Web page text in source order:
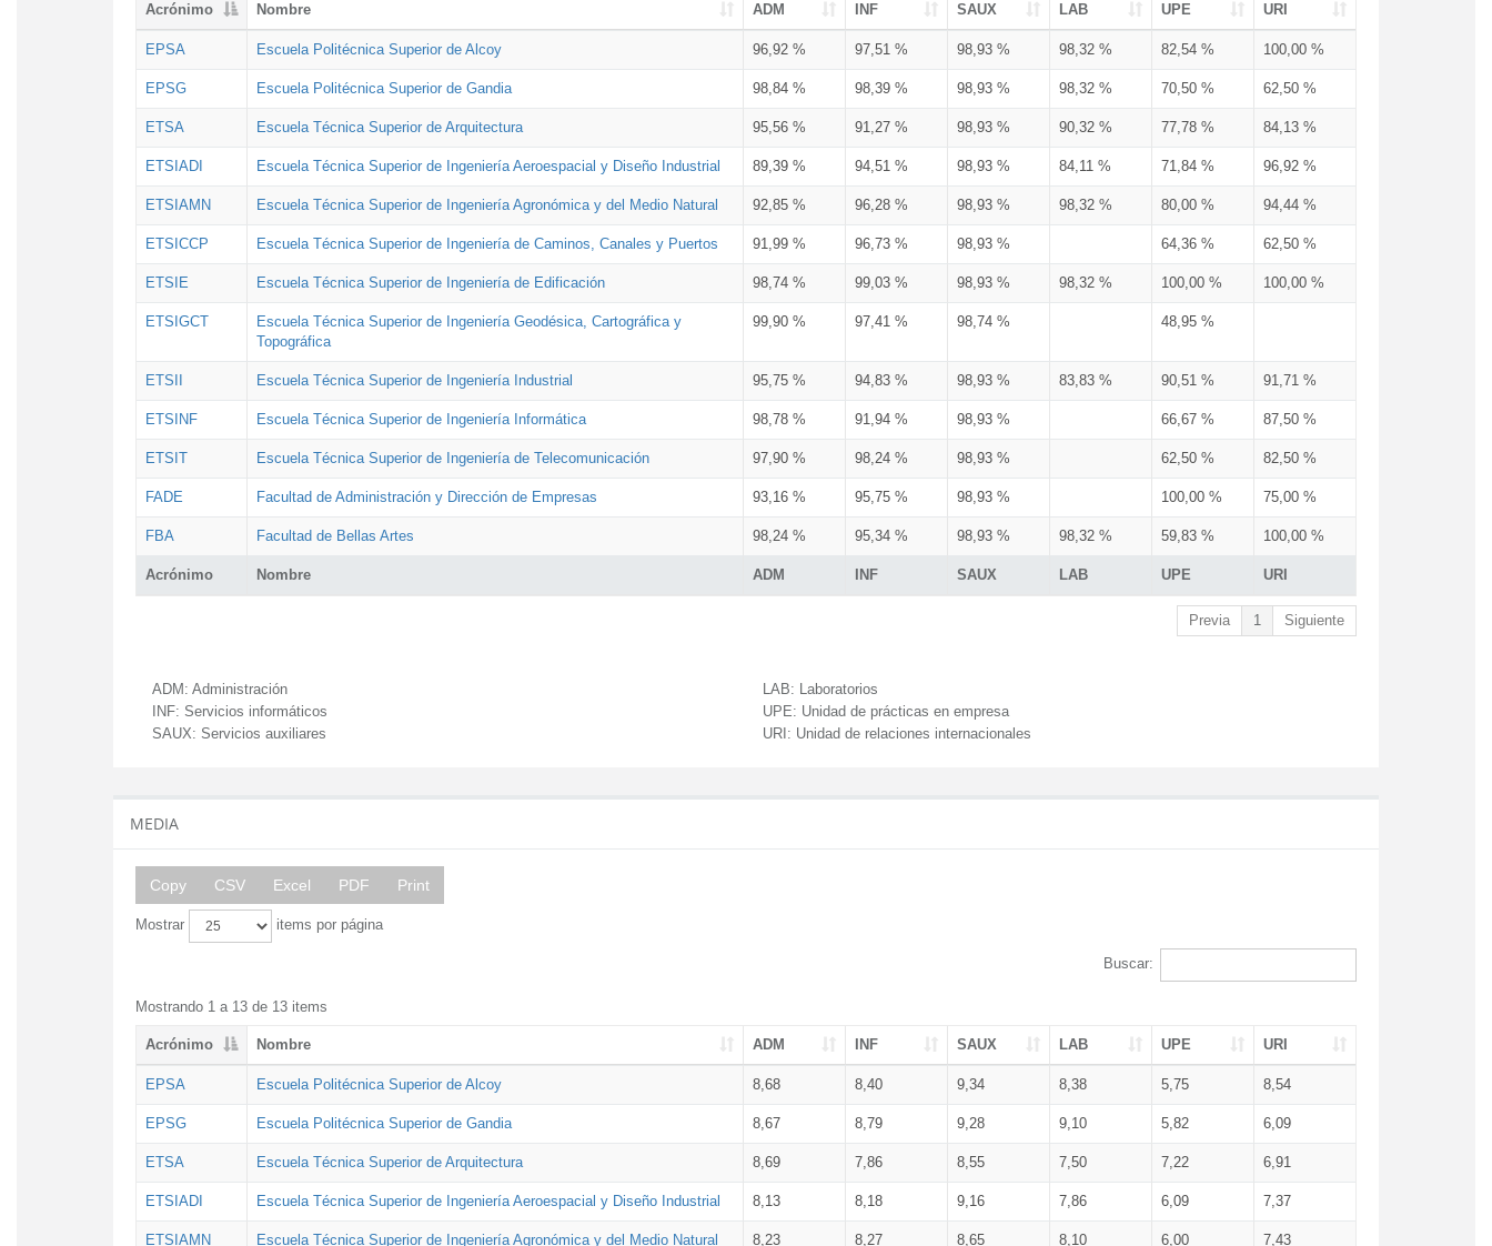
Acrónimo Nombre ADM INF SAUX LAB UPE URI
Acrónimo Nombre ADM INF SAUX LAB UPE URI
EPSA Escuela Politécnica Superior de Alcoy 96,92 % 97,51 % 98,93 % 98,32 % 82,54 % 100,00 %
EPSG Escuela Politécnica Superior de Gandia 98,84 % 98,39 % 98,93 % 98,32 % 70,50 % 62,50 %
ETSA Escuela Técnica Superior de Arquitectura 95,56 % 91,27 % 98,93 % 90,32 % 77,78 % 84,13 %
ETSIADI Escuela Técnica Superior de Ingeniería Aeroespacial y Diseño Industrial 89,39 % 94,51 % 98,93 % 84,11 % 71,84 % 96,92 %
ETSIAMN Escuela Técnica Superior de Ingeniería Agronómica y del Medio Natural 92,85 % 96,28 % 98,93 % 98,32 % 80,00 % 94,44 %
ETSICCP Escuela Técnica Superior de Ingeniería de Caminos, Canales y Puertos 91,99 % 96,73 % 98,93 % 64,36 % 62,50 %
ETSIE Escuela Técnica Superior de Ingeniería de Edificación 98,74 % 99,03 % 98,93 % 98,32 % 100,00 % 100,00 %
ETSIGCT
Escuela Técnica Superior de Ingeniería Geodésica, Cartográfica y
Topográfica
99,90 % 97,41 % 98,74 % 48,95 %
ETSII Escuela Técnica Superior de Ingeniería Industrial 95,75 % 94,83 % 98,93 % 83,83 % 90,51 % 91,71 %
ETSINF Escuela Técnica Superior de Ingeniería Informática 98,78 % 91,94 % 98,93 % 66,67 % 87,50 %
ETSIT Escuela Técnica Superior de Ingeniería de Telecomunicación 97,90 % 98,24 % 98,93 % 62,50 % 82,50 %
FADE Facultad de Administración y Dirección de Empresas 93,16 % 95,75 % 98,93 % 100,00 % 75,00 %
FBA Facultad de Bellas Artes 98,24 % 95,34 % 98,93 % 98,32 % 59,83 % 100,00 %
Previa 1 Siguiente
ADM: Administración
INF: Servicios informáticos
SAUX: Servicios auxiliares
LAB: Laboratorios
UPE: Unidad de prácticas en empresa
URI: Unidad de relaciones internacionales
MEDIA
Copy CSV Excel PDF Print
Mostrar items por página
Buscar:
Mostrando 1 a 13 de 13 items
Acrónimo Nombre ADM INF SAUX LAB UPE URI
EPSA Escuela Politécnica Superior de Alcoy 8,68 8,40 9,34 8,38 5,75 8,54
EPSG Escuela Politécnica Superior de Gandia 8,67 8,79 9,28 9,10 5,82 6,09
ETSA Escuela Técnica Superior de Arquitectura 8,69 7,86 8,55 7,50 7,22 6,91
ETSIADI Escuela Técnica Superior de Ingeniería Aeroespacial y Diseño Industrial 8,13 8,18 9,16 7,86 6,09 7,37
ETSIAMN Escuela Técnica Superior de Ingeniería Agronómica y del Medio Natural 8,23 8,27 8,65 8,10 6,00 7,43